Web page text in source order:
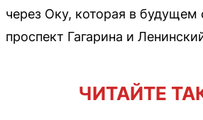
через Оку, которая в будущем
проспект Гагарина и
ЧИТАЙТЕ